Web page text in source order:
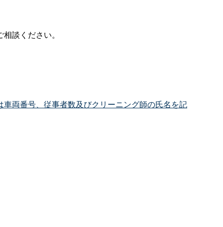
談ください。
両番号、従事者数及びクリーニング師の氏名を記